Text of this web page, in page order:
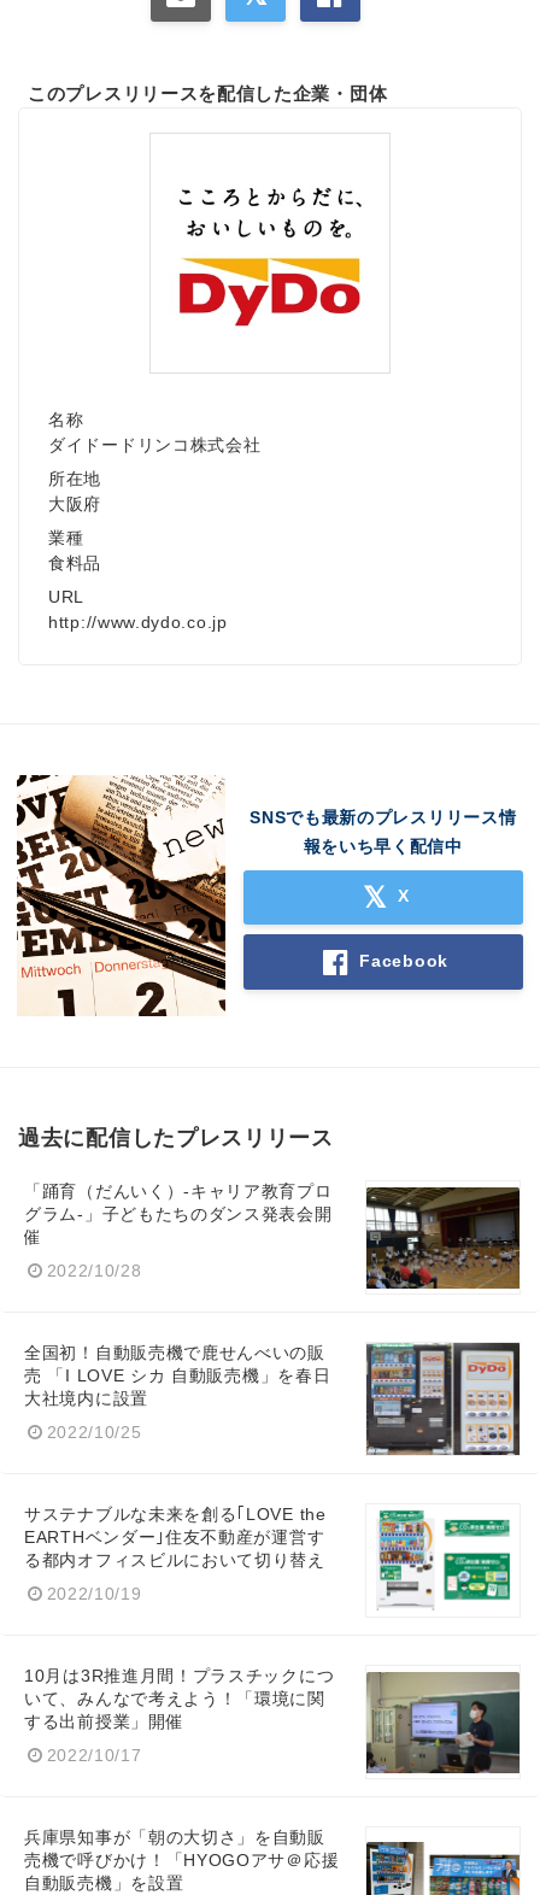
このプレスリリースを配信した企業・団体
名称
ダイドードリンコ株式会社
所在地
大阪府
業種
食料品
URL
http://www.dydo.co.jp
SNSでも最新のプレスリリース情
報をいち早く配信中
X
Facebook
過去に配信したプレスリリース
「踊育（だんいく）-キャリア教育プロ
グラム-」子どもたちのダンス発表会開
催
2022/10/28
全国初！自動販売機で鹿せんべいの販
売 「I LOVE シカ 自動販売機」を春日
大社境内に設置
2022/10/25
サステナブルな未来を創る｢LOVE the
EARTHベンダー｣住友不動産が運営す
る都内オフィスビルにおいて切り替え
2022/10/19
10月は3R推進月間！プラスチックにつ
いて、みんなで考えよう！「環境に関
する出前授業」開催
2022/10/17
兵庫県知事が「朝の大切さ」を自動販
売機で呼びかけ！「HYOGOアサ＠応援
自動販売機」を設置